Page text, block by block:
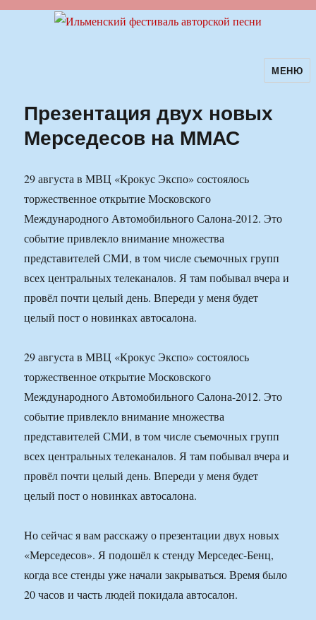
Ильменский фестиваль авторскойМЕНЮ
Презентация двух новых
Мерседесов на ММАС
29 августа в МВЦ «Крокус Экспо» состоялось
торжественное открытие Московского
Международного Автомобильного Салона-2012. Это
событие привлекло внимание множества
представителей СМИ, в том числе съемочных групп
всех центральных телеканалов. Я там побывал вчера и
провёл почти целый день. Впереди у меня будет
целый пост о новинках автосалона.
29 августа в МВЦ «Крокус Экспо» состоялось
торжественное открытие Московского
Международного Автомобильного Салона-2012. Это
событие привлекло внимание множества
представителей СМИ, в том числе съемочных групп
всех центральных телеканалов. Я там побывал вчера и
провёл почти целый день. Впереди у меня будет
целый пост о новинках автосалона.
Но сейчас я вам расскажу о презентации двух новых
«Мерседесов». Я подошёл к стенду Мерседес-Бенц,
когда все стенды уже начали закрываться. Время было
20 часов и часть людей покидала автосалон.